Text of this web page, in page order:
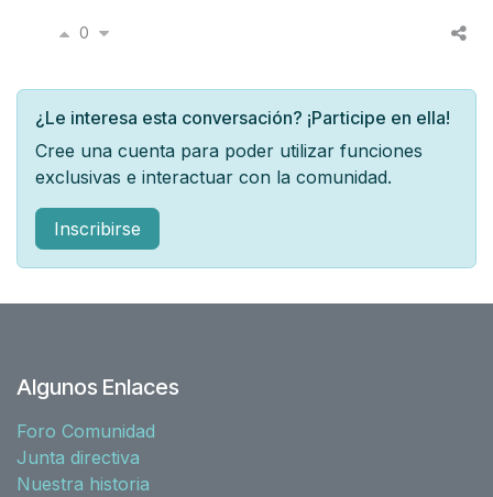
0
¿Le interesa esta conversación? ¡Participe en ella!
Cree una cuenta para poder utilizar funciones
exclusivas e interactuar con la comunidad.
Inscribirse
Algunos Enlaces
Foro Comunidad
Junta directiva
Nuestra historia